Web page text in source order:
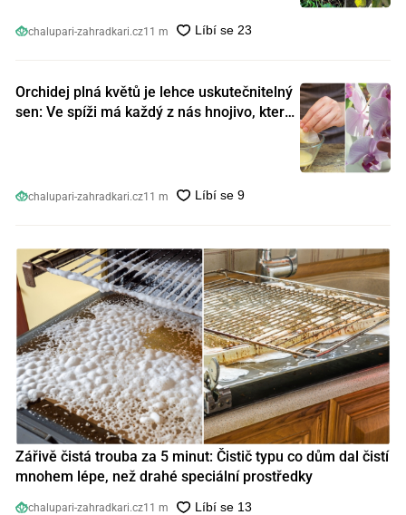
chalupari-zahradkari.cz11 m
Orchidej plná květů je lehce uskutečnitelný
sen: Ve spíži má každý z nás hnojivo, které
chalupari-zahradkari.cz11 m
Zářivě čistá trouba za 5 minut: Čistič typu co dům dal čistí
mnohem lépe, než drahé speciální prostředky
chalupari-zahradkari.cz11 m